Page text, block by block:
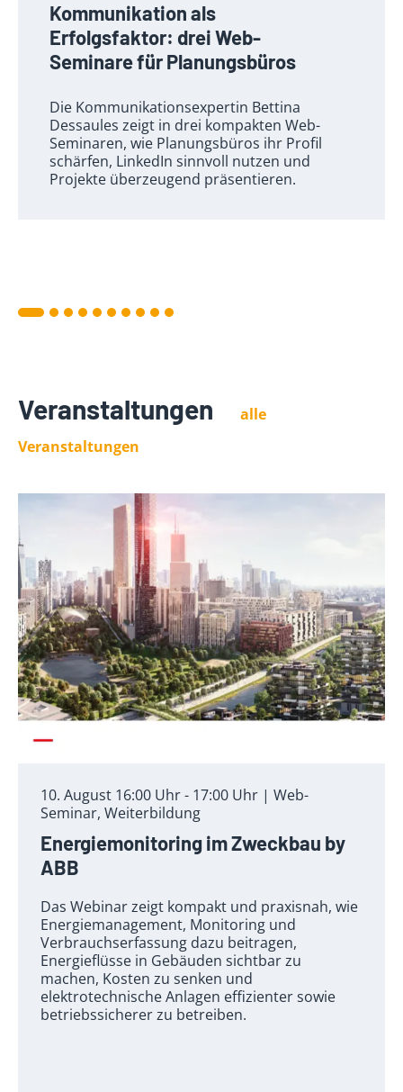
Kommunikation als
Erfolgsfaktor: drei Web-
Seminare für Planungsbüros
Die Kommunikationsexpertin Bettina
Dessaules zeigt in drei kompakten Web-
Seminaren, wie Planungsbüros ihr Profil
schärfen, LinkedIn sinnvoll nutzen und
Projekte überzeugend präsentieren.
Veranstaltungen
alle
Veranstaltungen
10. August 16:00 Uhr - 17:00 Uhr | Web-
Seminar, Weiterbildung
Energiemonitoring im Zweckbau by
ABB
Das Webinar zeigt kompakt und praxisnah, wie
Energiemanagement, Monitoring und
Verbrauchserfassung dazu beitragen,
Energieflüsse in Gebäuden sichtbar zu
machen, Kosten zu senken und
elektrotechnische Anlagen effizienter sowie
betriebssicherer zu betreiben.